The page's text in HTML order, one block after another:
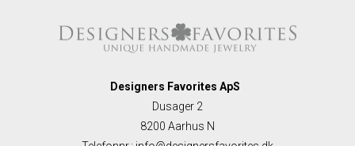
Designers Favorites ApS
Dusager 2
8200 Aarhus N